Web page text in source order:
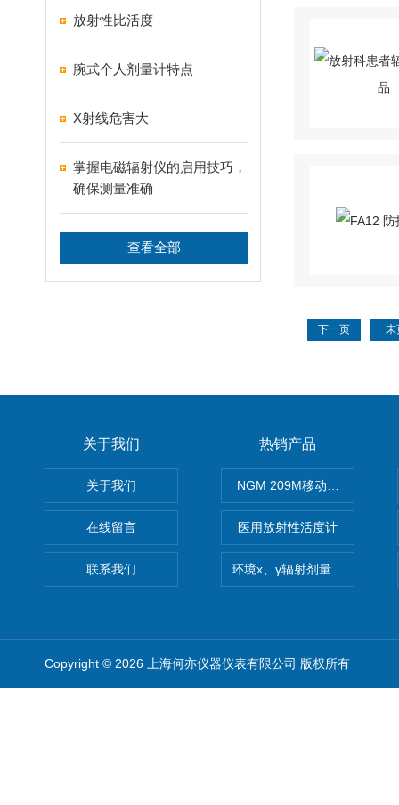
放射性比活度
腕式个人剂量计特点
X射线危害大
掌握电磁辐射仪的启用技巧，
确保测量准确
查看全部
下一页 末
关于我们
关于我们
在线留言
联系我们
热销产品
NGM 209M移动式惰性气体
医用放射性活度计
环境x、γ辐射剂量率仪
Copyright © 2026 上海何亦仪器仪表有限公司 版权所有